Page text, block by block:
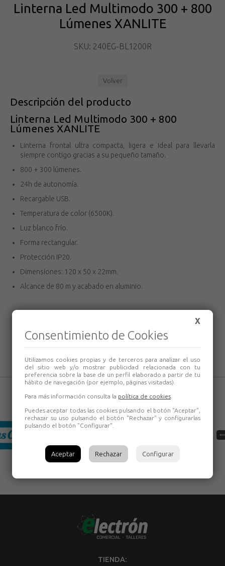
Linterna Led Multimodo 300 + 800
Lúmenes XANLITE
SKU: 240EG-BL1200R
Volver
Descripción del producto
Linterna Led Multimodo 300 + 800
Lúmenes XANLITE
Linterna frontal ultra compacta, ligera e ideal para llevarla
siempre contigo gracias a su pequeño tamaño.
800 + 300 lúmenes.
24h de autonomía.
Recargable USB.
Temperatura de color (6500K).
Luz blanco frío.
Forma rectangular.
Protección IP20.
Dimensiones: 120 x 50 x 22mm.
Alcance de 80 m y acabado en aluminio.
TIENDA:
X
Consentimiento de Cookies
Utilizamos cookies propias y de terceros para analizar el uso
del sitio web y/o mostrar publicidad relacionada con tu
preferencia sobre la base de un perfil elaborado a partir de tu
hábito de navegación (por ejemplo, páginas visitadas).
Para más información consulta la política de cookies
Puedes aceptar todas las cookies pulsando el botón "Aceptar",
rechazar su uso pulsando el botón "Rechazar" y configurarlas
pulsando el botón "Configurar".
Aceptar Rechazar Configurar